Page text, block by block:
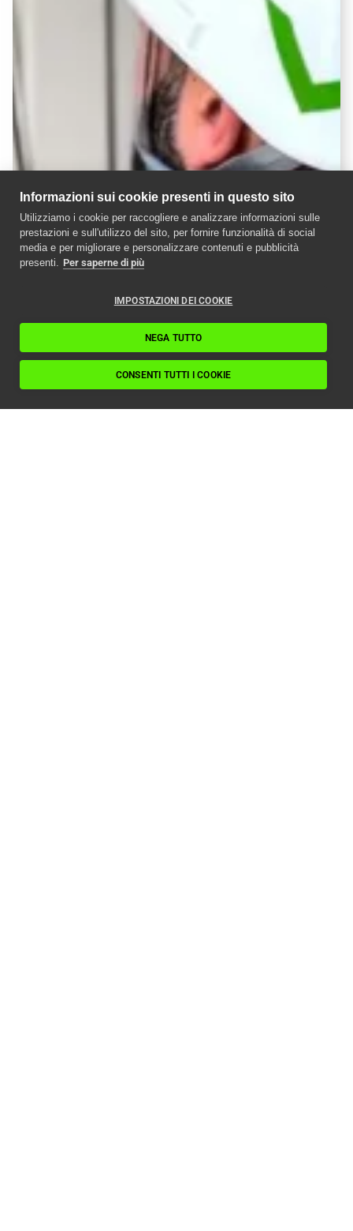
Informazioni sui cookie presenti in questo sito
Utilizziamo i cookie per raccogliere e analizzare informazioni sulle
prestazioni e sull'utilizzo del sito, per fornire funzionalità di social
media e per migliorare e personalizzare contenuti e pubblicità
presenti. Per saperne di più
IMPOSTAZIONI DEI COOKIE
NEGA TUTTO
CONSENTI TUTTI I COOKIE